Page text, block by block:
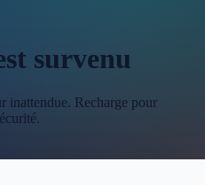
survenu
inattendue. Recharge pour